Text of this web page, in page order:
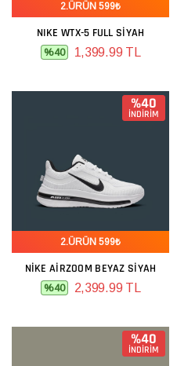
2.ÜRÜN 599₺
NIKE WTX-5 FULL SIYAH
%40 1,399.99 TL
%40
İNDİRİM
2.ÜRÜN 599₺
NIKE AIRZOOM BEYAZ SIYAH
%40 2,399.99 TL
%40
İNDİRİM